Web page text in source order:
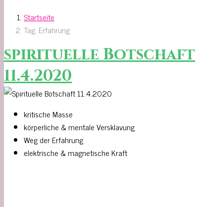
Startseite
Tag: Erfahrung
spirituelle Botschaft
11.4.2020
kritische Masse
körperliche & mentale Versklavung
Weg der Erfahrung
elektrische & magnetische Kraft